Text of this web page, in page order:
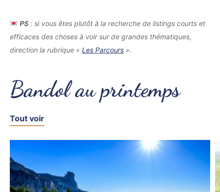
PS: si vous êtes plutôt à la recherche de listings courts et
efficaces des choses à voir sur de grandes thématiques,
direction la rubrique « Les Parcours ».
Bandol au printemps
Tout voir